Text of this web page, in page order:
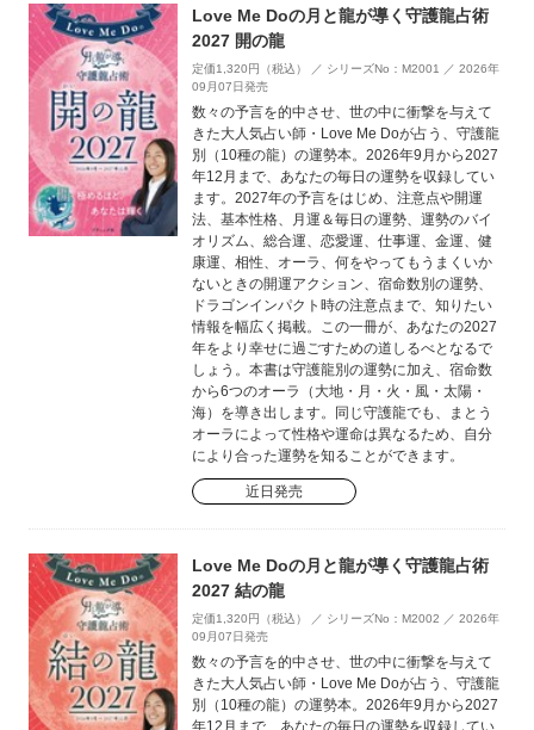
Love Me Doの月と龍が導く守護龍占術
2027 開の龍
定価1,320円（税込） ／ シリーズNo：M2001 ／ 2026年
09月07日発売
数々の予言を的中させ、世の中に衝撃を与えて
きた大人気占い師・Love Me Doが占う、守護龍
別（10種の龍）の運勢本。2026年9月から2027
年12月まで、あなたの毎日の運勢を収録してい
ます。2027年の予言をはじめ、注意点や開運
法、基本性格、月運＆毎日の運勢、運勢のバイ
オリズム、総合運、恋愛運、仕事運、金運、健
康運、相性、オーラ、何をやってもうまくいか
ないときの開運アクション、宿命数別の運勢、
ドラゴンインパクト時の注意点まで、知りたい
情報を幅広く掲載。この一冊が、あなたの2027
年をより幸せに過ごすための道しるべとなるで
しょう。本書は守護龍別の運勢に加え、宿命数
から6つのオーラ（大地・月・火・風・太陽・
海）を導き出します。同じ守護龍でも、まとう
オーラによって性格や運命は異なるため、自分
により合った運勢を知ることができます。
近日発売
Love Me Doの月と龍が導く守護龍占術
2027 結の龍
定価1,320円（税込） ／ シリーズNo：M2002 ／ 2026年
09月07日発売
数々の予言を的中させ、世の中に衝撃を与えて
きた大人気占い師・Love Me Doが占う、守護龍
別（10種の龍）の運勢本。2026年9月から2027
年12月まで、あなたの毎日の運勢を収録してい